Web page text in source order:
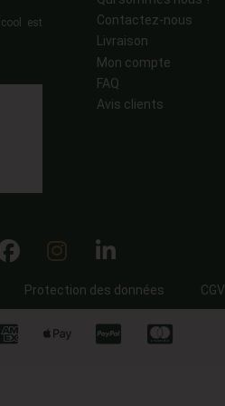
est
Contactez-nous
Livraison
Mon compte
FAQ
Avis clients
Protection des données CGV